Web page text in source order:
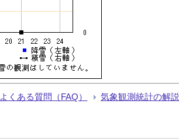
よくある質問（FAQ） 気象観測統計の解説